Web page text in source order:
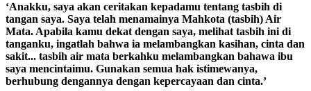
‘Anakku, saya akan ceritakan kepadamu tentang tasbih di
tangan saya. Saya telah menamainya Mahkota (tasbih) Air
Mata. Apabila kamu dekat dengan saya, melihat tasbih ini di
tanganku, ingatlah bahwa ia melambangkan kasihan, cinta dan
sakit... tasbih air mata berkahku melambangkan bahawa ibu
saya mencintaimu. Gunakan semua hak istimewanya,
berhubung dengannya dengan kepercayaan dan cinta.’